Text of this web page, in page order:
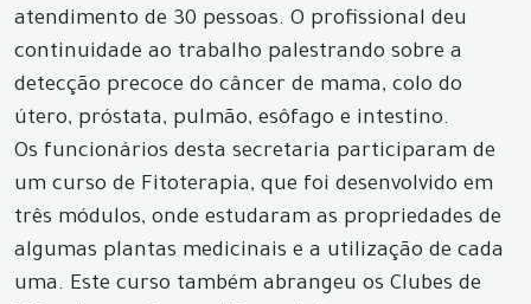
atendimento de 30 pessoas. O profissional deu
continuidade ao trabalho palestrando sobre a
detecção precoce do câncer de mama, colo do
útero, próstata, pulmão, esôfago e intestino.
Os funcionários desta secretaria participaram de
um curso de Fitoterapia, que foi desenvolvido em
três módulos, onde estudaram as propriedades de
algumas plantas medicinais e a utilização de cada
uma. Este curso também abrangeu os Clubes de